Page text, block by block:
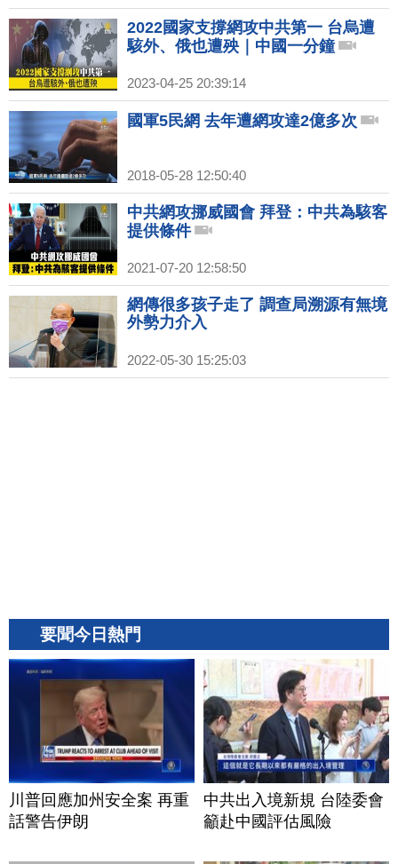
2022國家支撐網攻中共第一 台烏遭
駭外、俄也遭殃｜中國一分鐘
2023-04-25 20:39:14
國軍5民網 去年遭網攻達2億多次
2018-05-28 12:50:40
中共網攻挪威國會 拜登：中共為駭客
提供條件
2021-07-20 12:58:50
網傳很多孩子走了 調查局溯源有無境
外勢力介入
2022-05-30 15:25:03
要聞今日熱門
川普回應加州安全案 再重
話警告伊朗
中共出入境新規 台陸委會
籲赴中國評估風險